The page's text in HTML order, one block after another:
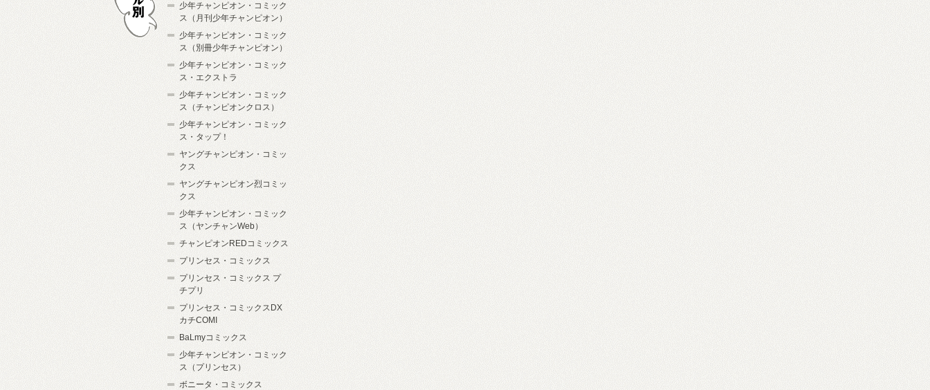
少年チャンピオン・コミック
ス（月刊少年チャンピオン）
少年チャンピオン・コミック
ス（別冊少年チャンピオン）
少年チャンピオン・コミック
ス・エクストラ
少年チャンピオン・コミック
ス（チャンピオンクロス）
少年チャンピオン・コミック
ス・タップ！
ヤングチャンピオン・コミッ
クス
ヤングチャンピオン烈コミッ
クス
少年チャンピオン・コミック
ス（ヤンチャンWeb）
チャンピオンREDコミックス
プリンセス・コミックス
プリンセス・コミックス プ
チプリ
プリンセス・コミックスDX
カチCOMI
BaLmyコミックス
少年チャンピオン・コミック
ス（プリンセス）
ボニータ・コミックス